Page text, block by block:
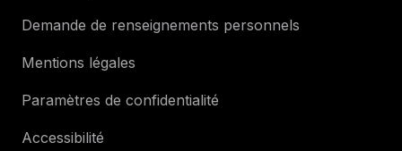
Demande de renseignements personnels
Mentions légales
Paramètres de confidentialité
Accessibilité